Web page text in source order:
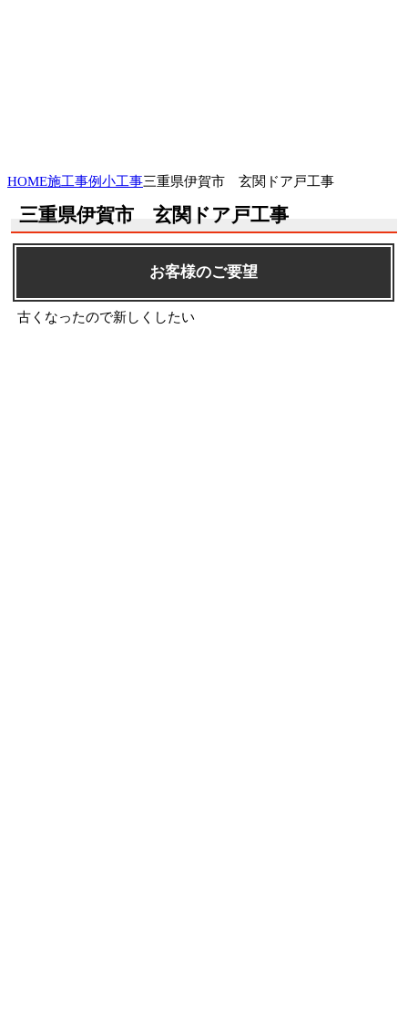
HOME施工事例小工事三重県伊賀市 玄関ドア戸工事
三重県伊賀市 玄関ドア戸工事
お客様のご要望
古くなったので新しくしたい